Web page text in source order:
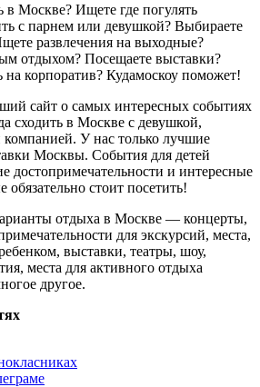
в Москве? Ищете где погулять
с парнем или девушкой? Выбираете
развлечения на выходные?
отдыхом? Посещаете выставки?
на корпоратив? Кудамоскоу поможет!
сайт о самых интересных событиях
сходить в Москве с девушкой,
У нас только лучшие
Москвы. События для детей
достопримечательности и интересные
стоит посетить!
отдыха в Москве — концерты,
для экскурсий, места,
выставки, театры, шоу,
места для активного отдыха
другое.